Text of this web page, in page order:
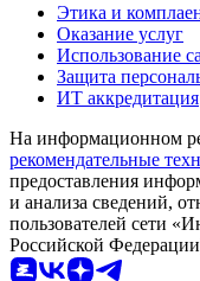
Этика и
Оказание услуг
Использование
Защита
ИТ аккредитация
На информационном
рекомендательные
предоставления
и анализа сведений,
пользователей сети
Российской